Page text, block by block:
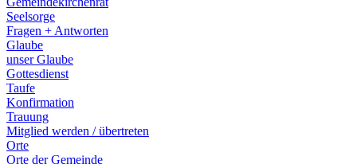
Seelsorge
Fragen + Antworten
Glaube
unser Glaube
Gottesdienst
Taufe
Konfirmation
Trauung
Mitglied werden / übertreten
Orte
Orte der Gemeinde